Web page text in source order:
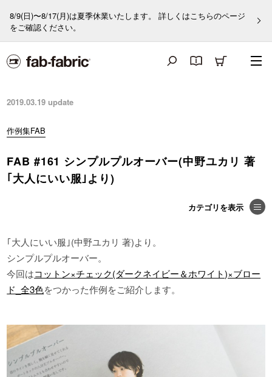
8/9(日)〜8/17(月)は夏季休業いたします。 詳しくはこちらのページ
をご確認ください。
2019.03.19 update
作例集FAB
FAB #161 シンプルプルオーバー(中野ユカリ 著
｢大人にいい服｣より)
｢大人にいい服｣(中野ユカリ 著)より。
シンプルプルオーバー。
今回はコットン×チェック(ダークネイビー＆ホワイト)×ブロー
ド_全3色をつかった作例をご紹介します。